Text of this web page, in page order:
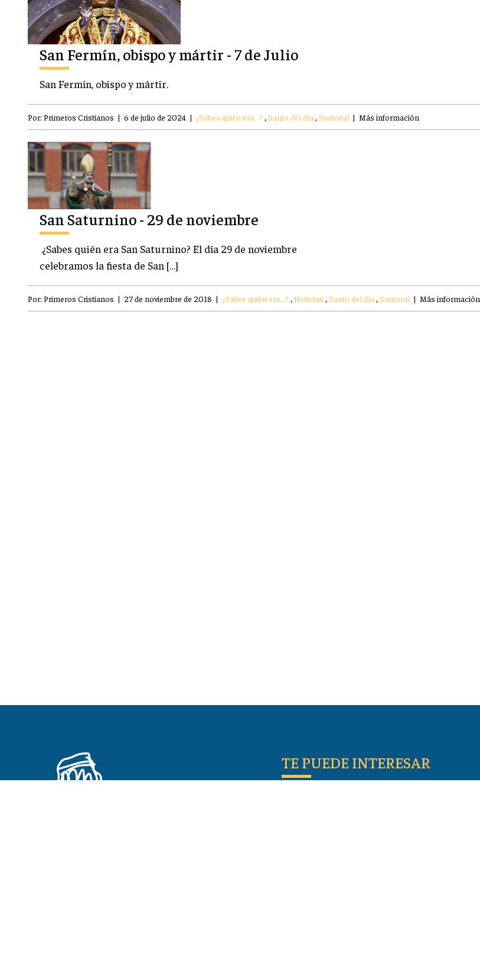
San Fermín, obispo y mártir - 7 de Julio
San Fermín, obispo y mártir.
Por: Primeros Cristianos | 6 de julio de 2024 | ¿Sabes quién era...? ,Santo del día ,Santoral | Más información
San Saturnino - 29 de noviembre
¿Sabes quién era San Saturnino? El día 29 de noviembre
celebramos la fiesta de San […]
Por: Primeros Cristianos | 27 de noviembre de 2018 | ¿Sabes quién era...? , Noticias ,Santo del día ,Santoral | Más información
TE PUEDE INTERESAR